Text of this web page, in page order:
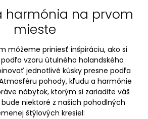
harmónia na prvom
mieste
môžeme priniesť inšpiráciu, ako si
vzoru útulného holandského
jednotlivé kúsky presne podľa
pohody, kľudu a harmónie
nábytok, ktorým si zariadite váš
niektoré z našich pohodlných
štýlových kresiel: